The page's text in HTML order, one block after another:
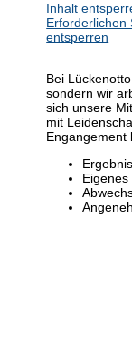
Inhalt
Erforderlichen
entsperren
Bei
sondern wir
sich unsere
mit
Engangement